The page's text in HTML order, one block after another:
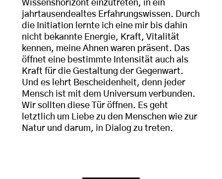
Wissenshorizont einzutreten, in ein
jahrtausendealtes Erfahrungswissen. Durch
die Initiation lernte ich eine mir bis dahin
nicht bekannte Energie, Kraft, Vitalität
kennen, meine Ahnen waren präsent. Das
öffnet eine bestimmte Intensität auch als
Kraft für die Gestaltung der Gegenwart.
Und es lehrt Bescheidenheit, denn jeder
Mensch ist mit dem Universum verbunden.
Wir sollten diese Tür öffnen. Es geht
letztlich um Liebe zu den Menschen wie zur
Natur und darum, in Dialog zu treten.